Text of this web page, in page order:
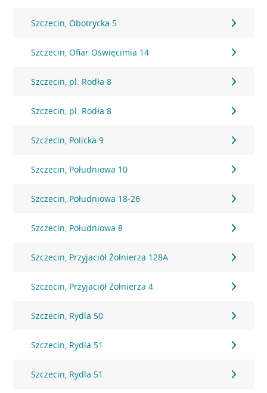
Szczecin, Obotrycka 5
Szczecin, Ofiar Oświęcimia 14
Szczecin, pl. Rodła 8
Szczecin, pl. Rodła 8
Szczecin, Policka 9
Szczecin, Południowa 10
Szczecin, Południowa 18-26
Szczecin, Południowa 8
Szczecin, Przyjaciół Żołnierza 128A
Szczecin, Przyjaciół Żołnierza 4
Szczecin, Rydla 50
Szczecin, Rydla 51
Szczecin, Rydla 51